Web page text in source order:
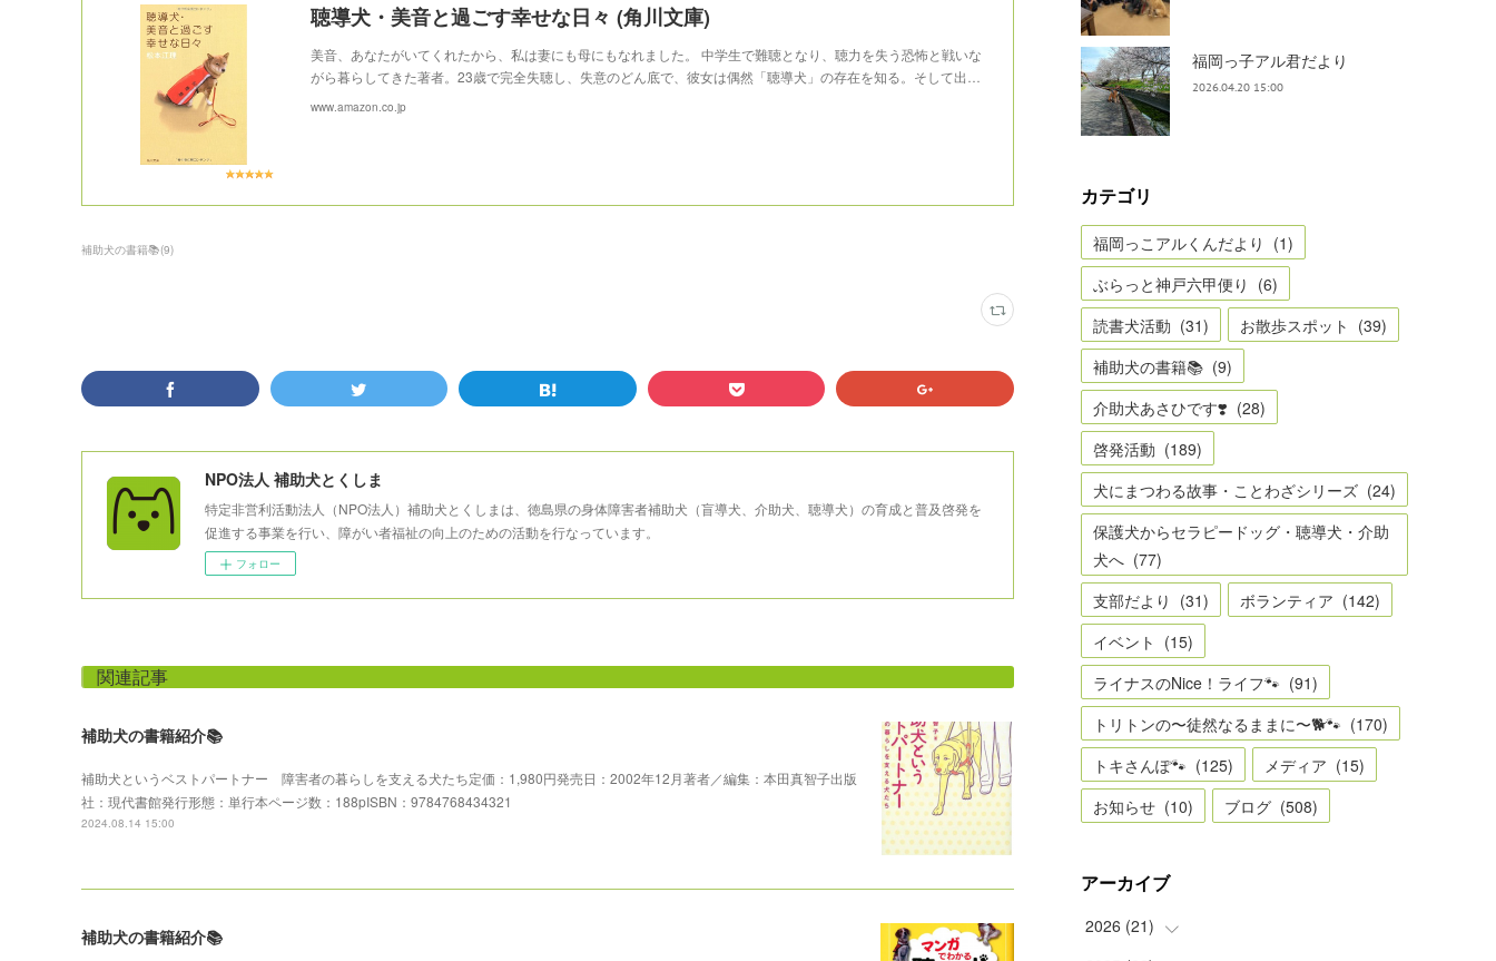
聴導犬・美音と過ごす幸せな日々 (角川文庫)
美音、あなたがいてくれたから、私は妻にも母にもなれました。 中学生で難聴となり、聴力を失う恐怖と戦いな
がら暮らしてきた著者。23歳で完全失聴し、失意のどん底で、彼女は偶然「聴導犬」の存在を知る。そして出…
www.amazon.co.jp
補助犬の書籍📚(9)
NPO法人 補助犬とくしま
特定非営利活動法人（NPO法人）補助犬とくしまは、徳島県の身体障害者補助犬（盲導犬、介助犬、聴導犬）の育成と普及啓発を
促進する事業を行い、障がい者福祉の向上のための活動を行なっています。
フォロー
関連記事
補助犬の書籍紹介📚
補助犬というベストパートナー 障害者の暮らしを支える犬たち定価：1,980円発売日：2002年12月著者／編集：本田真智子出版
社：現代書館発行形態：単行本ページ数：188pISBN：9784768434321
2024.08.14 15:00
補助犬の書籍紹介📚
福岡っ子アル君だより
2026.04.20 15:00
カテゴリ
福岡っこアルくんだより (1)
ぶらっと神戸六甲便り (6)
読書犬活動 (31) お散歩スポット (39)
補助犬の書籍📚 (9)
介助犬あさひです❣️ (28)
啓発活動 (189)
犬にまつわる故事・ことわざシリーズ (24)
保護犬からセラピードッグ・聴導犬・介助
犬へ (77)
支部だより (31) ボランティア (142)
イベント (15)
ライナスのNice！ライフ🐾 (91)
トリトンの〜徒然なるままに〜🐕🐾 (170)
トキさんぽ🐾 (125) メディア (15)
お知らせ (10) ブログ (508)
アーカイブ
2026 (21)